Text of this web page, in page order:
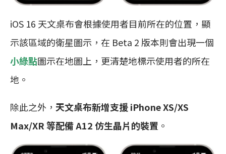
iOS 16 天文桌布會根據使用者目前所在的位置，顯
示該區域的衛星圖示，在 Beta 2 版本則會出現一個
小綠點圖示在地圖上，更清楚地標示使用者的所在
地。
除此之外， 天文桌布新增支援 iPhone XS/XS
Max/XR 等配備 A12 仿生晶片的裝置 。